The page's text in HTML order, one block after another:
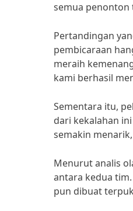
semua penonton
Pertandingan
pembicaraan
meraih
kami berhasil
Sementara itu,
dari kekalahan
semakin
Menurut analis
antara kedua
pun dibuat